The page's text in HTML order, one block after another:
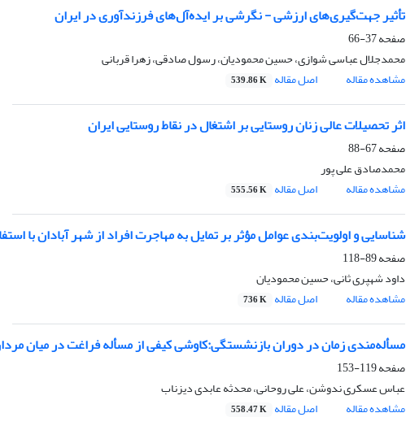
تأثیر جهت‌گیری‌های ارزشی - نگرشی بر ایده‌آل‌های فرزندآوری در ایران
صفحه37-66
محمدجلال عباسی شوازی، حسین محمودیان، رسول صادقی، زهرا قربانی
مشاهده مقاله
اصل مقاله 539.86 K
اثر تحصیلات عالی زنان روستایی بر اشتغال در نقاط روستایی ایران
صفحه67-88
محمدصادق علی پور
مشاهده مقاله
اصل مقاله 555.56 K
شناسایی و اولویت‌بندی عوامل مؤثر بر تمایل به مهاجرت افراد از شهر آبادان با
صفحه89-118
داود شهپری ثانی، حسین محمودیان
مشاهده مقاله
اصل مقاله 736 K
مسأله‌مندی زمان در دوران بازنشستگی:کاوشی کیفی از مسأله فراغت در میان
صفحه119-153
عباس عسکری ندوشن، علی روحانی، محدثه عابدی دیزناب
مشاهده مقاله
اصل مقاله 558.47 K